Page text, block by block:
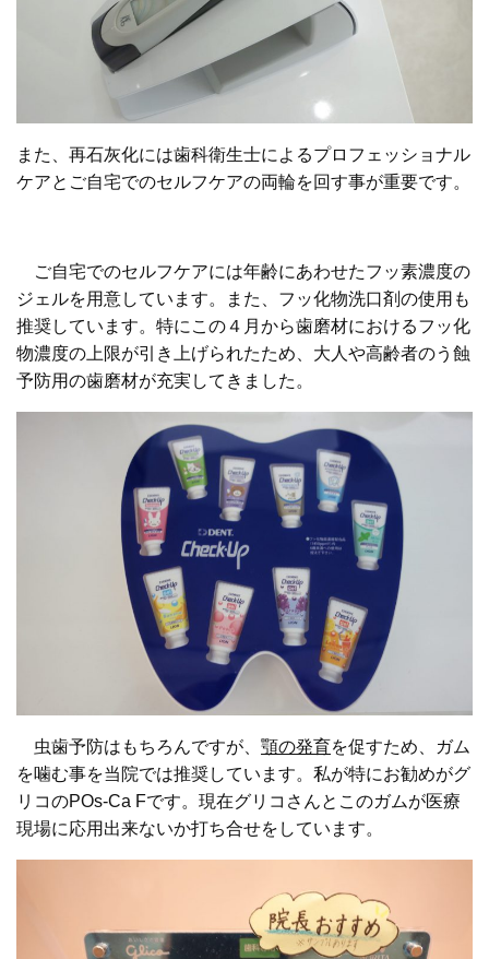
また、再石灰化には歯科衛生士によるプロフェッショナル
ケアとご自宅でのセルフケアの両輪を回す事が重要です。
ご自宅でのセルフケアには年齢にあわせたフッ素濃度の
ジェルを用意しています。また、フッ化物洗口剤の使用も
推奨しています。特にこの４月から歯磨材におけるフッ化
物濃度の上限が引き上げられたため、大人や高齢者のう蝕
予防用の歯磨材が充実してきました。
虫歯予防はもちろんですが、 顎の発育を促すため、ガム
を噛む事を当院では推奨しています。私が特にお勧めがグ
リコのPOs-Ca Fです。現在グリコさんとこのガムが医療
現場に応用出来ないか打ち合せをしています。